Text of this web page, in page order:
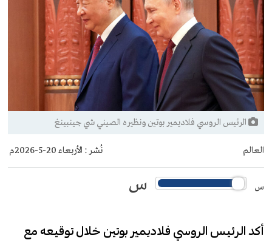
الرئيس الروسي فلاديمير بوتين ونظيره الصيني شي جينبينغ
العالم نُشر : الأربعاء 20-5-2026م
س س
أكد الرئيس الروسي فلاديمير بوتين خلال توقيعه مع